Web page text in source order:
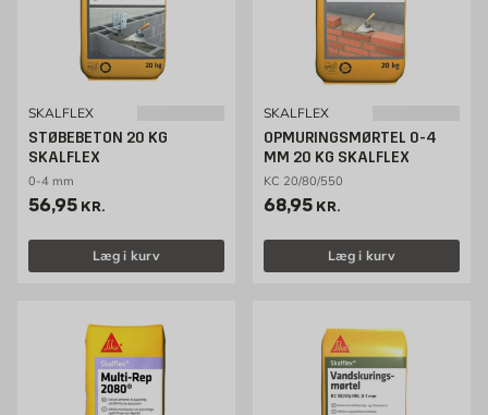
SKALFLEX
STØBEBETON 20 KG
SKALFLEX
0-4 mm
Pris 56.95 kr. /stk
56,95 KR.
Læg i kurv
SKALFLEX
OPMURINGSMØRTEL 0-4
MM 20 KG SKALFLEX
KC 20/80/550
Pris 68.95 kr. /stk
68,95 KR.
Læg i kurv